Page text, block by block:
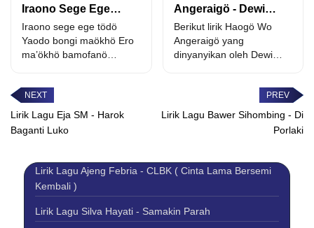
Iraono Sege Ege
Tôdõ (Ir Frans Bate,e)
Iraono sege ege tödö
Yaodo bongi maökhö Ero
ma’ökhö bamofanö
Angeraigö - Dewi
Juliana Gulo
Berikut lirik Haogö Wo
Angeraigö yang
dinyanyikan oleh Dewi
Lirik Lagu Eja SM - Harok
Baganti Luko
Lirik Lagu Bawer Sihombing - Di
Porlaki
Lirik Lagu Ajeng Febria - CLBK ( Cinta Lama Bersemi
Kembali )
Lirik Lagu Silva Hayati - Samakin Parah